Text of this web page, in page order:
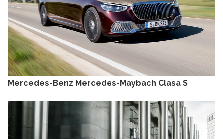
Mercedes-Benz Mercedes-Maybach Clasa S